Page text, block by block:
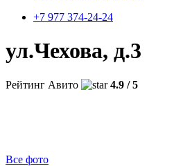
+7 977 374-24-24
ул.Чехова, д.3
Рейтинг Авито 4.9 / 5
Все фото